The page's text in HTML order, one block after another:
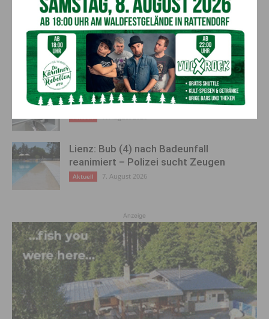
„Sein Charakter bleibt unersetzbar“ –
Fußballverein nimmt Abschied
Aktuell 7. August 2026
Bargeld im Bankomaten vergessen –
Polizei bittet um Hinweise
Lienz: Bub (4) nach Badeunfall
reanimiert – Polizei sucht Zeugen
Aktuell 7. August 2026
Anzeige